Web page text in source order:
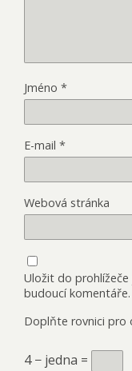
Jméno *
E-mail *
Webová stránka
Uložit do
budoucí komentáře.
Doplňte rovnici pro
4 − jedna =